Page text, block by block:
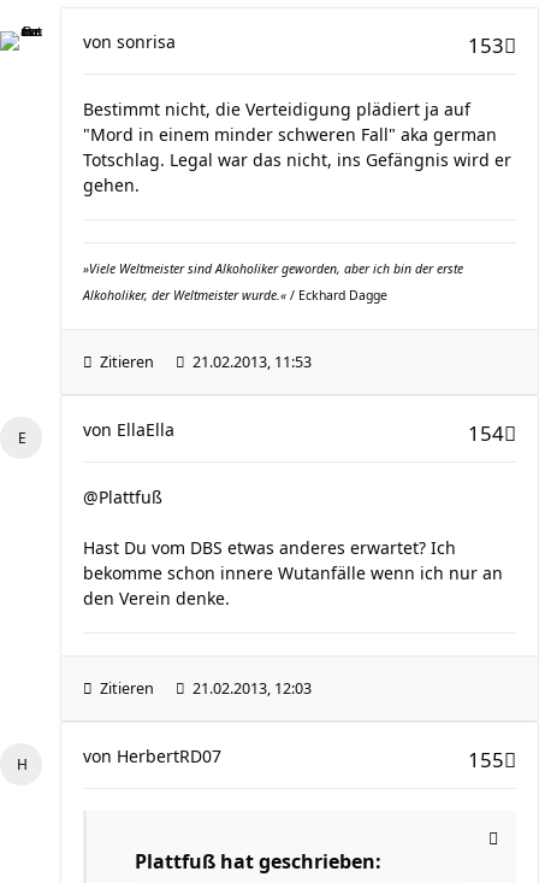
153
von sonrisa
Bestimmt nicht, die Verteidigung plädiert ja auf
"Mord in einem minder schweren Fall" aka german
Totschlag. Legal war das nicht, ins Gefängnis wird er
gehen.
»Viele Weltmeister sind Alkoholiker geworden, aber ich bin der erste
Alkoholiker, der Weltmeister wurde.« / Eckhard Dagge
Zitieren 21.02.2013, 11:53
154
von EllaElla
@Plattfuß
Hast Du vom DBS etwas anderes erwartet? Ich
bekomme schon innere Wutanfälle wenn ich nur an
den Verein denke.
Zitieren 21.02.2013, 12:03
155
von HerbertRD07
Plattfuß hat geschrieben: